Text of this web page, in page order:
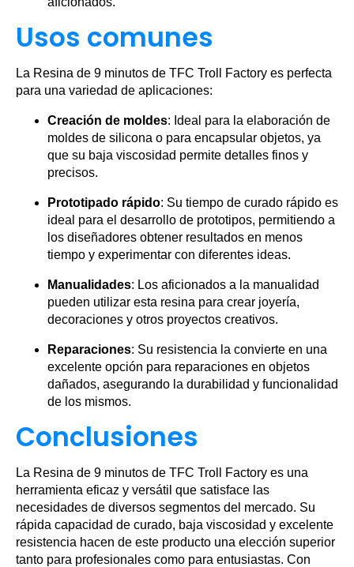
Usos comunes
La Resina de 9 minutos de TFC Troll Factory es perfecta
para una variedad de aplicaciones:
Creación de moldes: Ideal para la elaboración de
moldes de silicona o para encapsular objetos, ya
que su baja viscosidad permite detalles finos y
precisos.
Prototipado rápido: Su tiempo de curado rápido es
ideal para el desarrollo de prototipos, permitiendo a
los diseñadores obtener resultados en menos
tiempo y experimentar con diferentes ideas.
Manualidades: Los aficionados a la manualidad
pueden utilizar esta resina para crear joyería,
decoraciones y otros proyectos creativos.
Reparaciones: Su resistencia la convierte en una
excelente opción para reparaciones en objetos
dañados, asegurando la durabilidad y funcionalidad
de los mismos.
Conclusiones
La Resina de 9 minutos de TFC Troll Factory es una
herramienta eficaz y versátil que satisface las
necesidades de diversos segmentos del mercado. Su
rápida capacidad de curado, baja viscosidad y excelente
resistencia hacen de este producto una elección superior
tanto para profesionales como para entusiastas. Con